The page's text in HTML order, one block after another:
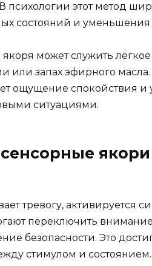
этот метод
состояний и уменьшения
может служить лёгкое
или запах эфирного
ощущение спокойствия и
ситуациями.
тревогу, активируется
переключить
безопасности. Это
стимулом и состоянием.